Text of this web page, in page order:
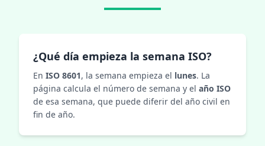
¿Qué día empieza la semana ISO?
En ISO 8601, la semana empieza el lunes. La
página calcula el número de semana y el año ISO
de esa semana, que puede diferir del año civil en
fin de año.